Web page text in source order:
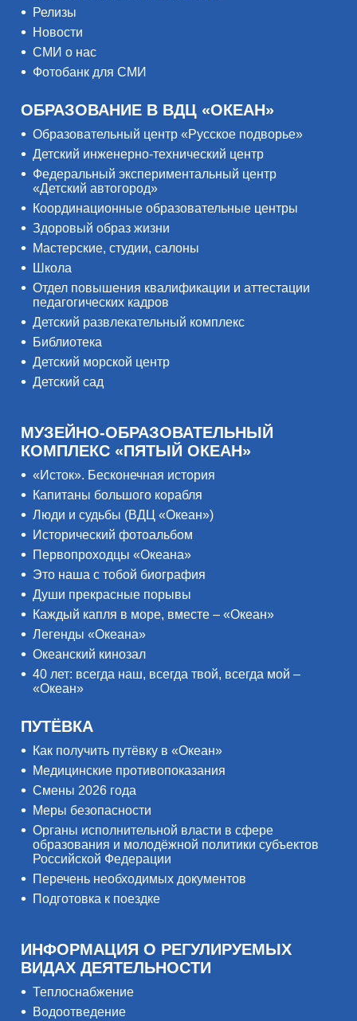
Релизы
Новости
СМИ о нас
Фотобанк для СМИ
ОБРАЗОВАНИЕ В ВДЦ «ОКЕАН»
Образовательный центр «Русское подворье»
Детский инженерно-технический центр
Федеральный экспериментальный центр
«Детский автогород»
Координационные образовательные центры
Здоровый образ жизни
Мастерские, студии, салоны
Школа
Отдел повышения квалификации и аттестации
педагогических кадров
Детский развлекательный комплекс
Библиотека
Детский морской центр
Детский сад
МУЗЕЙНО-ОБРАЗОВАТЕЛЬНЫЙ
КОМПЛЕКС «ПЯТЫЙ ОКЕАН»
«Исток». Бесконечная история
Капитаны большого корабля
Люди и судьбы (ВДЦ «Океан»)
Исторический фотоальбом
Первопроходцы «Океана»
Это наша с тобой биография
Души прекрасные порывы
Каждый капля в море, вместе – «Океан»
Легенды «Океана»
Океанский кинозал
40 лет: всегда наш, всегда твой, всегда мой –
«Океан»
ПУТЁВКА
Как получить путёвку в «Океан»
Медицинские противопоказания
Смены 2026 года
Меры безопасности
Органы исполнительной власти в сфере
образования и молодёжной политики субъектов
Российской Федерации
Перечень необходимых документов
Подготовка к поездке
ИНФОРМАЦИЯ О РЕГУЛИРУЕМЫХ
ВИДАХ ДЕЯТЕЛЬНОСТИ
Теплоснабжение
Водоотведение